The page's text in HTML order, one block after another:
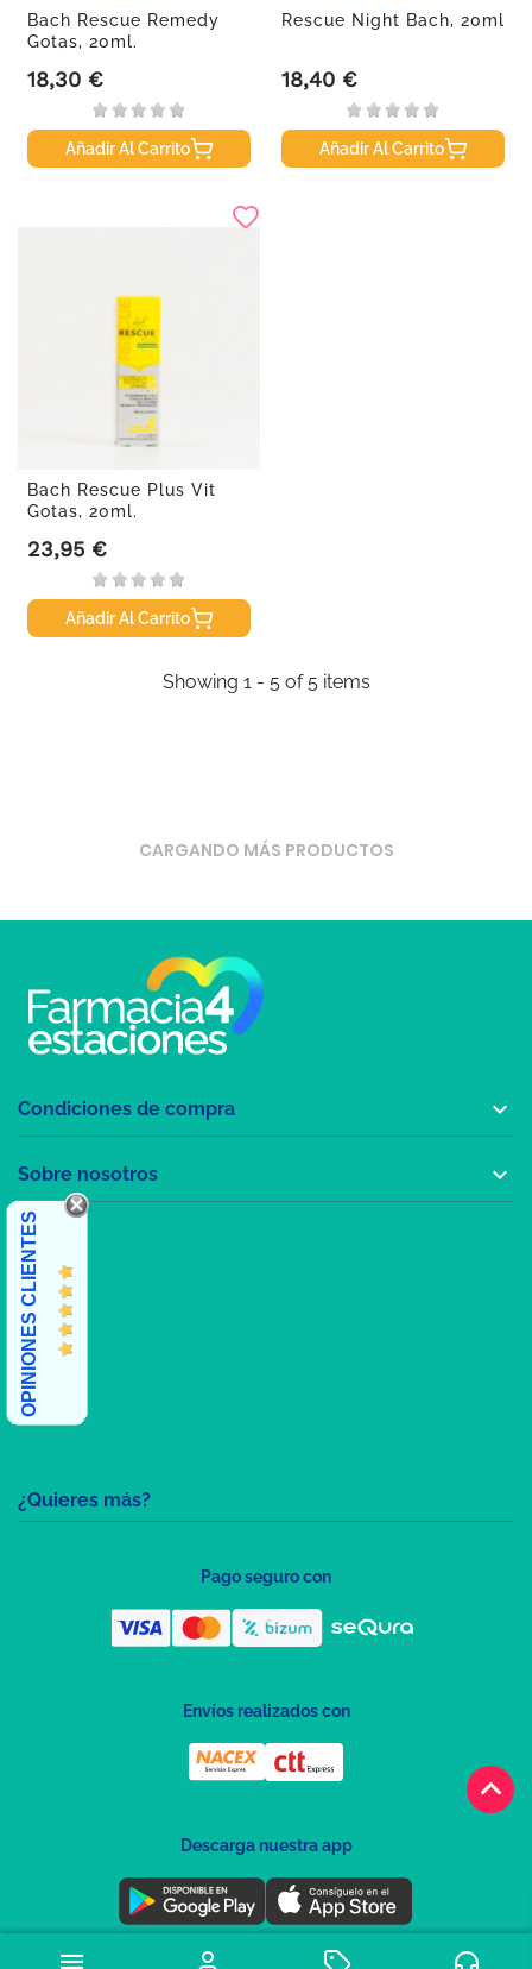
Bach Rescue Remedy
Gotas, 20ml.
Precio
18,30 €
Añadir Al Carrito
Rescue Night Bach, 20ml
Precio
18,40 €
Añadir Al Carrito
Bach Rescue Plus Vit
Gotas, 20ml.
Precio
23,95 €
Añadir Al Carrito
Showing 1 - 5 of 5 items
CARGANDO MÁS PRODUCTOS
keyboard_arrow_up
¿Quieres más?
Condiciones de compra 
Sobre nosotros 
OPINIONES CLIENTES
Pago seguro con
Envíos realizados con
Descarga nuestra app